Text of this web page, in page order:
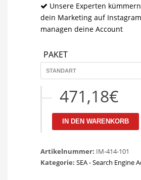
Unsere Experten
dein Marketing auf
managen deine Account
PAKET
471,18€
IN DEN WARENKORB
Artikelnummer: IM-414-101
Kategorie: SEA - Search Engine